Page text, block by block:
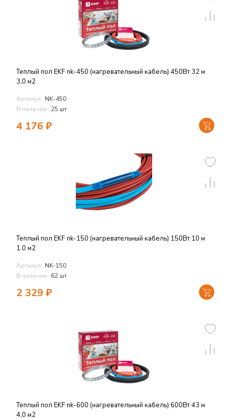
Теплый пол EKF nk-450 (нагревательный кабель) 450Вт 32 м
3,0 м2
Артикул: NK-450
В наличии: 25 шт
4 176 ₽
Теплый пол EKF nk-150 (нагревательный кабель) 150Вт 10 м
1.0 м2
Артикул: NK-150
В наличии: 62 шт
2 329 ₽
Теплый пол EKF nk-600 (нагревательный кабель) 600Вт 43 м
4,0 м2